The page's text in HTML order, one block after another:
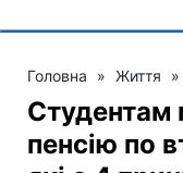
Головна » Життя »
Студентам
пенсію по